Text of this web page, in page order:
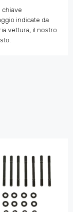
chiave
indicate da
vettura, il nostro